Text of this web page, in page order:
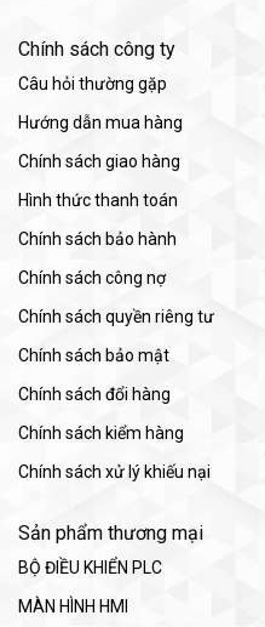
Chính sách công ty
Câu hỏi thường gặp
Hướng dẫn mua hàng
Chính sách giao hàng
Hình thức thanh toán
Chính sách bảo hành
Chính sách công nợ
Chính sách quyền riêng tư
Chính sách bảo mật
Chính sách đổi hàng
Chính sách kiểm hàng
Chính sách xử lý khiếu nại
Sản phẩm thương mại
BỘ ĐIỀU KHIỂN PLC
MÀN HÌNH HMI